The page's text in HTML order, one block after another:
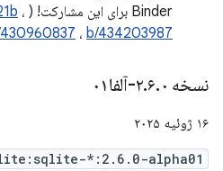
Binder برای این مشارکت! (
،
، b/434203987
نسخه ۲ .۶.۰-آلفا۰۱
۱۶ ژوئیه ۲۰۲۵
*:2.6.0-alpha01